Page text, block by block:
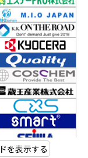
を表示する